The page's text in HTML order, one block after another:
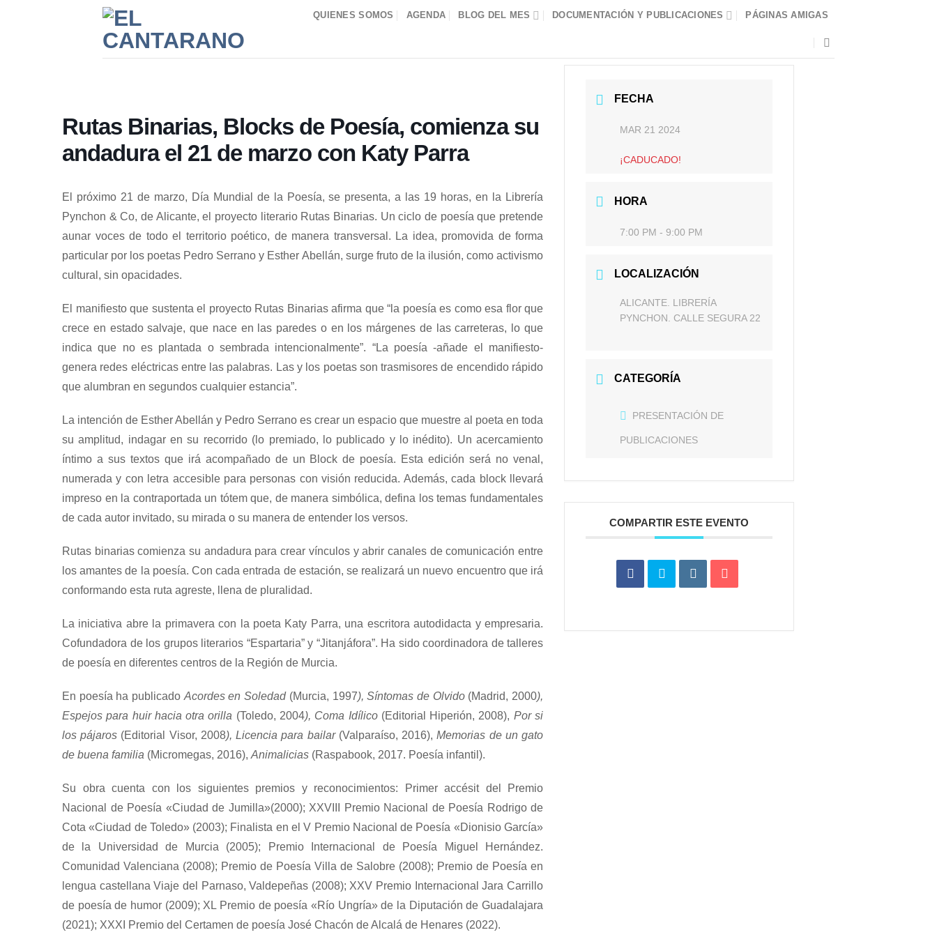
QUIENES SOMOS AGENDA BLOG DEL MES DOCUMENTACIÓN Y PUBLICACIONES PÁGINAS AMIGAS
Rutas Binarias, Blocks de Poesía, comienza su
andadura el 21 de marzo con Katy Parra
El próximo 21 de marzo, Día Mundial de la Poesía, se presenta, a las 19 horas, en la Librería
Pynchon & Co, de Alicante, el proyecto literario Rutas Binarias. Un ciclo de poesía que pretende
aunar voces de todo el territorio poético, de manera transversal. La idea, promovida de forma
particular por los poetas Pedro Serrano y Esther Abellán, surge fruto de la ilusión, como activismo
cultural, sin opacidades.
El manifiesto que sustenta el proyecto Rutas Binarias afirma que “la poesía es como esa flor que
crece en estado salvaje, que nace en las paredes o en los márgenes de las carreteras, lo que
indica que no es plantada o sembrada intencionalmente”. “La poesía -añade el manifiesto-
genera redes eléctricas entre las palabras. Las y los poetas son trasmisores de encendido rápido
que alumbran en segundos cualquier estancia”.
La intención de Esther Abellán y Pedro Serrano es crear un espacio que muestre al poeta en toda
su amplitud, indagar en su recorrido (lo premiado, lo publicado y lo inédito). Un acercamiento
íntimo a sus textos que irá acompañado de un Block de poesía. Esta edición será no venal,
numerada y con letra accesible para personas con visión reducida. Además, cada block llevará
impreso en la contraportada un tótem que, de manera simbólica, defina los temas fundamentales
de cada autor invitado, su mirada o su manera de entender los versos.
Rutas binarias comienza su andadura para crear vínculos y abrir canales de comunicación entre
los amantes de la poesía. Con cada entrada de estación, se realizará un nuevo encuentro que irá
conformando esta ruta agreste, llena de pluralidad.
La iniciativa abre la primavera con la poeta Katy Parra, una escritora autodidacta y empresaria.
Cofundadora de los grupos literarios “Espartaria” y “Jitanjáfora”. Ha sido coordinadora de talleres
de poesía en diferentes centros de la Región de Murcia.
En poesía ha publicado Acordes en Soledad(Murcia, 1997), Síntomas de Olvido(Madrid, 2000),
Espejos para huir hacia otra orilla (Toledo, 2004), Coma Idílico(Editorial Hiperión, 2008), Por si
los pájaros (Editorial Visor, 2008), Licencia para bailar(Valparaíso, 2016),Memorias de un gato
de buena familia (Micromegas, 2016), Animalicias (Raspabook, 2017. Poesía infantil).
Su obra cuenta con los siguientes premios y reconocimientos: Primer accésit del Premio
Nacional de Poesía «Ciudad de Jumilla»(2000); XXVIII Premio Nacional de Poesía Rodrigo de
Cota «Ciudad de Toledo» (2003); Finalista en el V Premio Nacional de Poesía «Dionisio García»
de la Universidad de Murcia (2005); Premio Internacional de Poesía Miguel Hernández.
Comunidad Valenciana (2008); Premio de Poesía Villa de Salobre (2008); Premio de Poesía en
lengua castellana Viaje del Parnaso, Valdepeñas (2008); XXV Premio Internacional Jara Carrillo
de poesía de humor (2009); XL Premio de poesía «Río Ungría» de la Diputación de Guadalajara
(2021); XXXI Premio del Certamen de poesía José Chacón de Alcalá de Henares (2022).
FECHA
MAR 21 2024
¡CADUCADO!
HORA
7:00 PM - 9:00 PM
LOCALIZACIÓN
ALICANTE. LIBRERÍA
PYNCHON. CALLE SEGURA 22
CATEGORÍA
PRESENTACIÓN DE
PUBLICACIONES
COMPARTIR ESTE EVENTO